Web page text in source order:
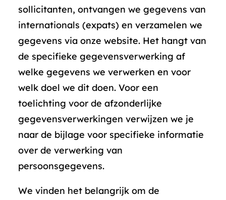
sollicitanten, ontvangen we gegevens van
internationals (expats) en verzamelen we
gegevens via onze website. Het hangt van
de specifieke gegevensverwerking af
welke gegevens we verwerken en voor
welk doel we dit doen. Voor een
toelichting voor de afzonderlijke
gegevensverwerkingen verwijzen we je
naar de bijlage voor specifieke informatie
over de verwerking van
persoonsgegevens.
We vinden het belangrijk om de